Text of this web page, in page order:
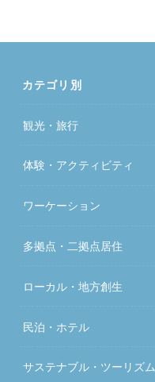
カテゴリ別
観光・旅行
体験・アクティビティ
ワーケーション
多拠点・二拠点居住
ローカル・地方創生
民泊・ホテル
サステナブル・ツーリズム